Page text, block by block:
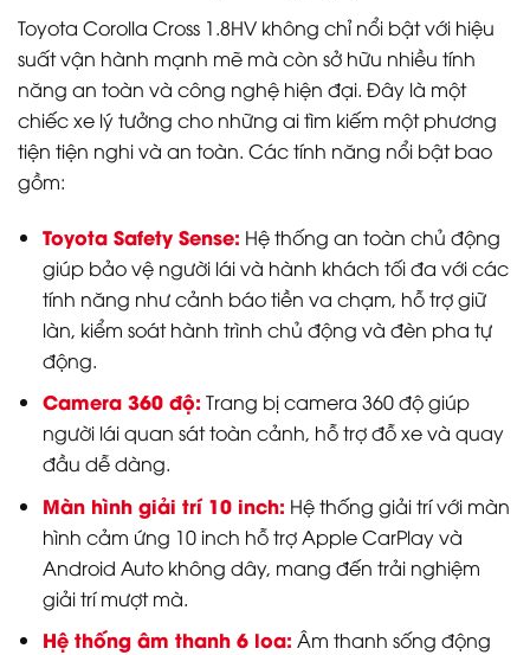
Toyota Corolla Cross 1.8HV không chỉ nổi bật với hiệu
suất vận hành mạnh mẽ mà còn sở hữu nhiều tính
năng an toàn và công nghệ hiện đại. Đây là một
chiếc xe lý tưởng cho những ai tìm kiếm một phương
tiện tiện nghi và an toàn. Các tính năng nổi bật bao
gồm:
Toyota Safety Sense: Hệ thống an toàn chủ động
giúp bảo vệ người lái và hành khách tối đa với các
tính năng như cảnh báo tiền va chạm, hỗ trợ giữ
làn, kiểm soát hành trình chủ động và đèn pha tự
động.
Camera 360 độ: Trang bị camera 360 độ giúp
người lái quan sát toàn cảnh, hỗ trợ đỗ xe và quay
đầu dễ dàng.
Màn hình giải trí 10 inch: Hệ thống giải trí với màn
hình cảm ứng 10 inch hỗ trợ Apple CarPlay và
Android Auto không dây, mang đến trải nghiệm
giải trí mượt mà.
Hệ thống âm thanh 6 loa: Âm thanh sống động